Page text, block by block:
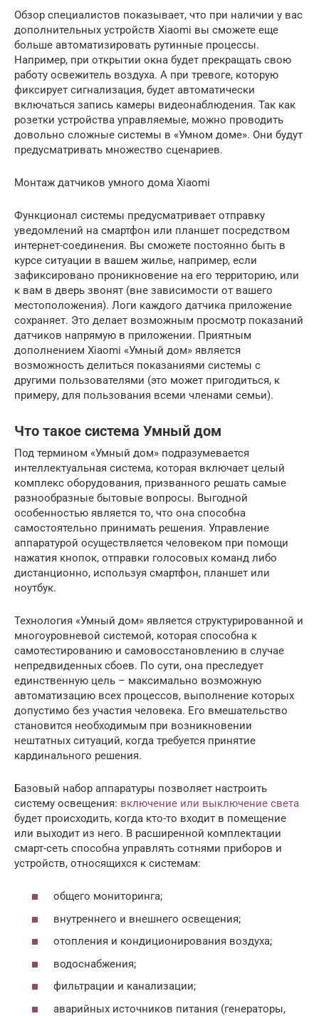
Обзор специалистов показывает, что при наличии у вас
дополнительных устройств Xiaomi вы сможете еще
больше автоматизировать рутинные процессы.
Например, при открытии окна будет прекращать свою
работу освежитель воздуха. А при тревоге, которую
фиксирует сигнализация, будет автоматически
включаться запись камеры видеонаблюдения. Так как
розетки устройства управляемые, можно проводить
довольно сложные системы в «Умном доме». Они будут
предусматривать множество сценариев.
Монтаж датчиков умного дома Xiaomi
Функционал системы предусматривает отправку
уведомлений на смартфон или планшет посредством
интернет-соединения. Вы сможете постоянно быть в
курсе ситуации в вашем жилье, например, если
зафиксировано проникновение на его территорию, или
к вам в дверь звонят (вне зависимости от вашего
местоположения). Логи каждого датчика приложение
сохраняет. Это делает возможным просмотр показаний
датчиков напрямую в приложении. Приятным
дополнением Xiaomi «Умный дом» является
возможность делиться показаниями системы с
другими пользователями (это может пригодиться, к
примеру, для пользования всеми членами семьи).
Что такое система Умный дом
Под термином «Умный дом» подразумевается
интеллектуальная система, которая включает целый
комплекс оборудования, призванного решать самые
разнообразные бытовые вопросы. Выгодной
особенностью является то, что она способна
самостоятельно принимать решения. Управление
аппаратурой осуществляется человеком при помощи
нажатия кнопок, отправки голосовых команд либо
дистанционно, используя смартфон, планшет или
ноутбук.
Технология «Умный дом» является структурированной и
многоуровневой системой, которая способна к
самотестированию и самовосстановлению в случае
непредвиденных сбоев. По сути, она преследует
единственную цель – максимально возможную
автоматизацию всех процессов, выполнение которых
допустимо без участия человека. Его вмешательство
становится необходимым при возникновении
нештатных ситуаций, когда требуется принятие
кардинального решения.
Базовый набор аппаратуры позволяет настроить
систему освещения: включение или выключение света
будет происходить, когда кто-то входит в помещение
или выходит из него. В расширенной комплектации
смарт-сеть способна управлять сотнями приборов и
устройств, относящихся к системам:
общего мониторинга;
внутреннего и внешнего освещения;
отопления и кондиционирования воздуха;
водоснабжения;
фильтрации и канализации;
аварийных источников питания (генераторы,